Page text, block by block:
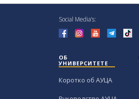
Social Media’s:
ОБ
УНИВЕРСИТЕТЕ
Коротко об АУЦА